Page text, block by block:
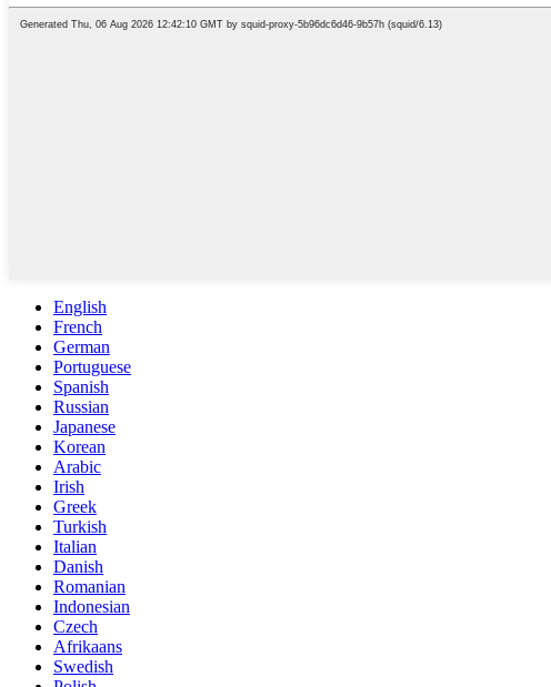
English
French
German
Portuguese
Spanish
Russian
Japanese
Korean
Arabic
Irish
Greek
Turkish
Italian
Danish
Romanian
Indonesian
Czech
Afrikaans
Swedish